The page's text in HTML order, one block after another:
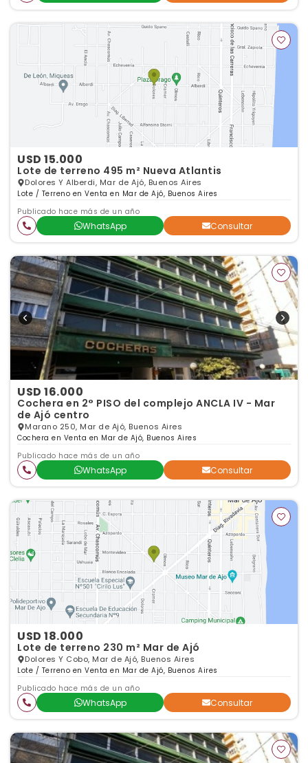
USD 15.000
Lote de terreno 495 m² Nueva Atlantis
Dolores Y Alberdi, Mar de Ajó, Buenos Aires
Lote / Terreno en Venta en Mar de Ajó, Buenos Aires
Publicado hace más de un año
WhatsApp Consultar
USD 16.000
Cochera en 2° PISO del complejo ANCLA IV - Mar
de Ajó centro
Marano 250, Mar de Ajó, Buenos Aires
Cochera en Venta en Mar de Ajó, Buenos Aires
Publicado hace más de un año
WhatsApp Consultar
USD 18.000
Lote de terreno 230 m² Mar de Ajó
Dolores Y Cobo, Mar de Ajó, Buenos Aires
Lote / Terreno en Venta en Mar de Ajó, Buenos Aires
Publicado hace más de un año
WhatsApp Consultar